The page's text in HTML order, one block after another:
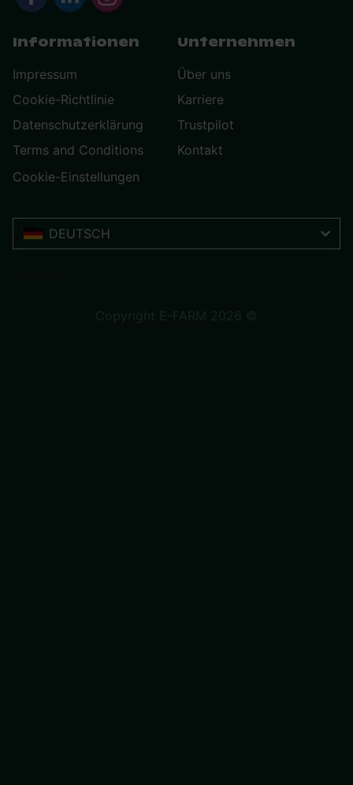
Informationen
Impressum
Cookie-Richtlinie
Datenschutzerklärung
Terms and Conditions
Cookie-Einstellungen
Unternehmen
Über uns
Karriere
Trustpilot
Kontakt
DEUTSCH